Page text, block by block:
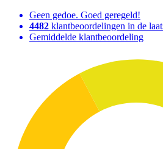
Geen gedoe. Goed geregeld!
4482 klantbeoordelingen in de
Gemiddelde klantbeoordeling